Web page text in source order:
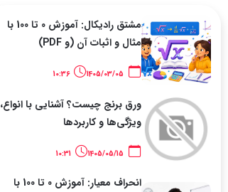
مشتق رادیکال: آموزش 0 تا 100 با
مثال و اثبات آن (و PDF)
10:36
ورق برنج چیست؟ آشنایی با انواع،
ویژگی‌ها و کاربردها
10:31
انحراف معیار: آموزش 0 تا 100 با